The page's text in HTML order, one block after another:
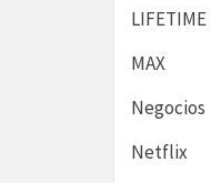
LIFETIME
MAX
Negocios
Netflix